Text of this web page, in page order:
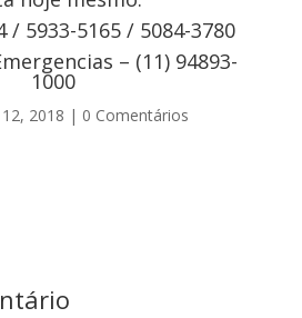
/ 5933-5165 / 5084-3780
– (11) 94893-
1000
2018 | 0 Comentários